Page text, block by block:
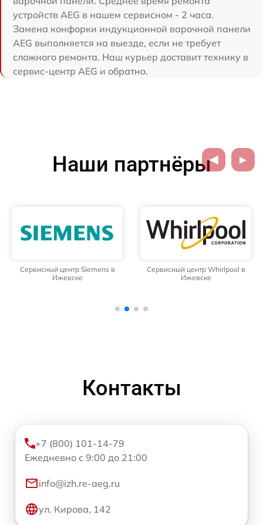
устройств AEG в нашем сервисном - 2 часа.
Замена конфорки индукционной варочной панели
AEG выполняется на выезде, если не требует
сложного ремонта. Наш курьер доставит технику в
сервис-центр AEG и обратно.
Наши партнёры
Сервисный центр Siemens в
Ижевске
Сервисный центр Whirlpool в
Ижевске
Контакты
+7 (800) 101-14-79
Ежедневно с 9:00 до 21:00
info@izh.re-aeg.ru
ул. Кирова, 142